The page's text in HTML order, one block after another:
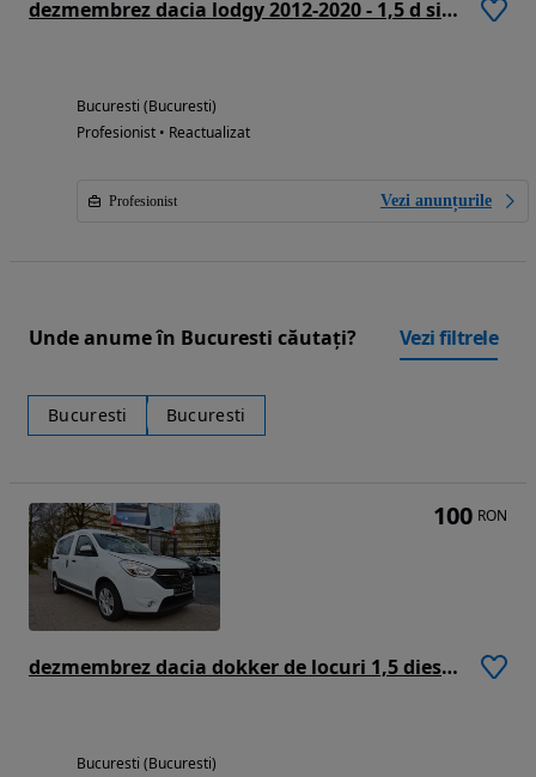
dezmembrez dacia lodgy 2012-2020 - 1,5 d si 1,6 b
Bucuresti (Bucuresti)
Profesionist • Reactualizat
Profesionist Vezi anunțurile
Unde anume în Bucuresti căutați? Vezi filtrele
Bucuresti Bucuresti
dezmembrez dacia dokker de locuri 1,5 diesel 2012-2022
Bucuresti (Bucuresti)
100 RON